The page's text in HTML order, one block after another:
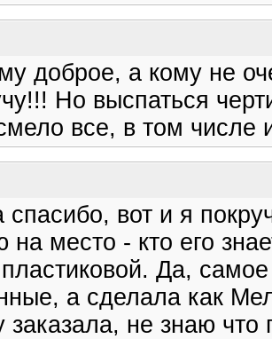
доброе, а кому не
Но выспаться
все, в том числе
вот и я
на место - кто его
пластиковой. Да,
а сделала как
заказала, не знаю что